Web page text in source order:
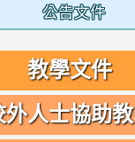
公告文件
教學文件
外人士協助